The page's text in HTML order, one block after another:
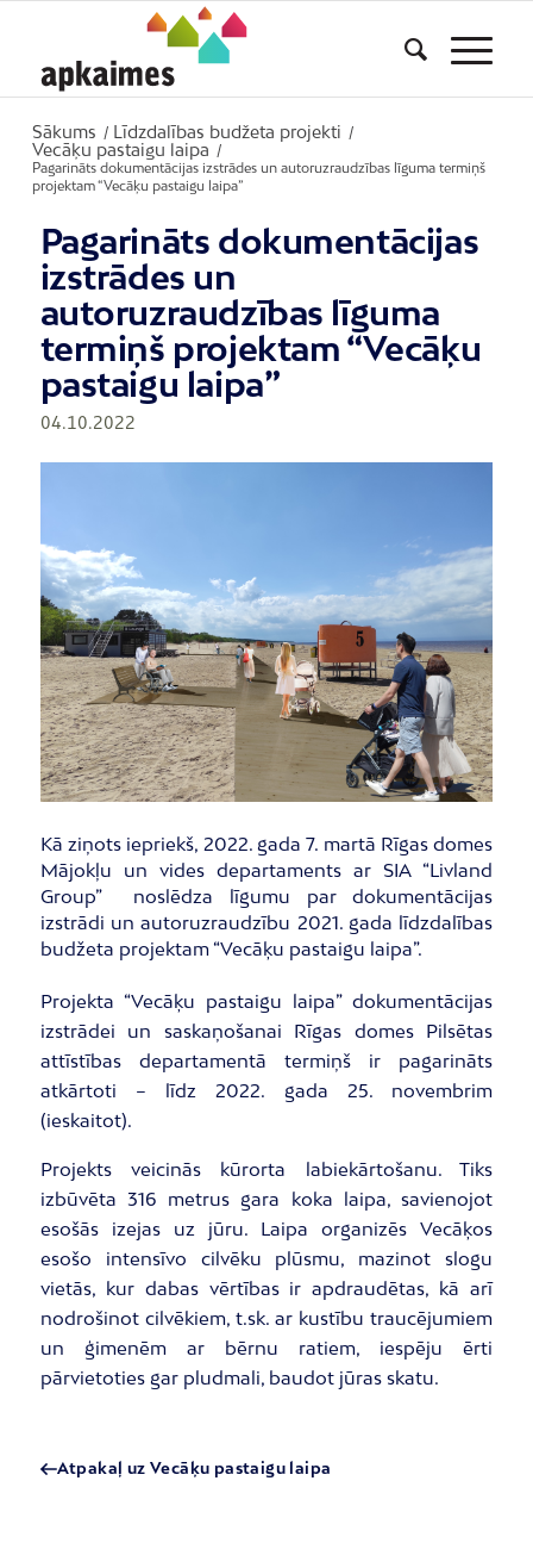
Sākums / Līdzdalības budžeta projekti /
Vecāķu pastaigu laipa
/
Pagarināts dokumentācijas izstrādes un autoruzraudzības līguma termiņš
projektam “Vecāķu pastaigu laipa”
Pagarināts dokumentācijas
izstrādes un
autoruzraudzības līguma
termiņš projektam “Vecāķu
pastaigu laipa”
04.10.2022
Kā ziņots iepriekš, 2022. gada 7. martā Rīgas domes
Mājokļu un vides departaments ar SIA “Livland
Group” noslēdza līgumu par dokumentācijas
izstrādi un autoruzraudzību 2021. gada līdzdalības
budžeta projektam “Vecāķu pastaigu laipa”.
Projekta “Vecāķu pastaigu laipa” dokumentācijas
izstrādei un saskaņošanai Rīgas domes Pilsētas
attīstības departamentā termiņš ir pagarināts
atkārtoti – līdz 2022. gada 25. novembrim
(ieskaitot).
Projekts veicinās kūrorta labiekārtošanu. Tiks
izbūvēta 316 metrus gara koka laipa, savienojot
esošās izejas uz jūru. Laipa organizēs Vecāķos
esošo intensīvo cilvēku plūsmu, mazinot slogu
vietās, kur dabas vērtības ir apdraudētas, kā arī
nodrošinot cilvēkiem, t.sk. ar kustību traucējumiem
un ģimenēm ar bērnu ratiem, iespēju ērti
pārvietoties gar pludmali, baudot jūras skatu.
Atpakaļ uz Vecāķu pastaigu laipa